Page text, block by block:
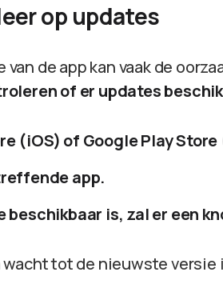
op updates
de app kan vaak de
of er updates
(iOS) of Google Play
app.
beschikbaar is, zal er een
wacht tot de nieuwste